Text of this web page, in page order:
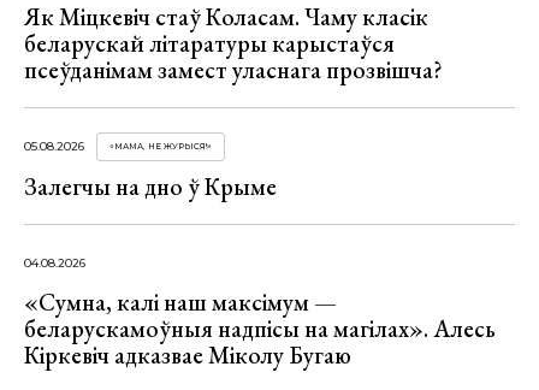
Як Міцкевіч стаў Коласам. Чаму класік
беларускай літаратуры карыстаўся
псеўданімам замест уласнага прозвішча?
05.08.2026 «МАМА, НЕ ЖУРЫСЯ!»
Залегчы на дно ў Крыме
04.08.2026
«Сумна, калі наш максімум —
беларускамоўныя надпісы на магілах». Алесь
Кіркевіч адказвае Міколу Бугаю